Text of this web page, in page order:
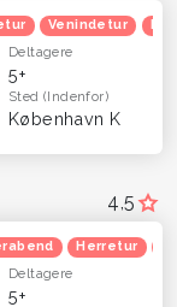
Venindetur
Deltagere
5+
Sted(Indenfor)
København K
4,5
Herretur
Deltagere
5+